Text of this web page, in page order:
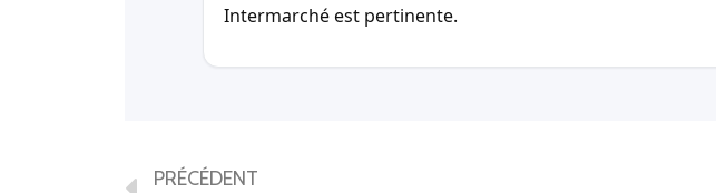
Intermarché est pertinente.
PRÉCÉDENT